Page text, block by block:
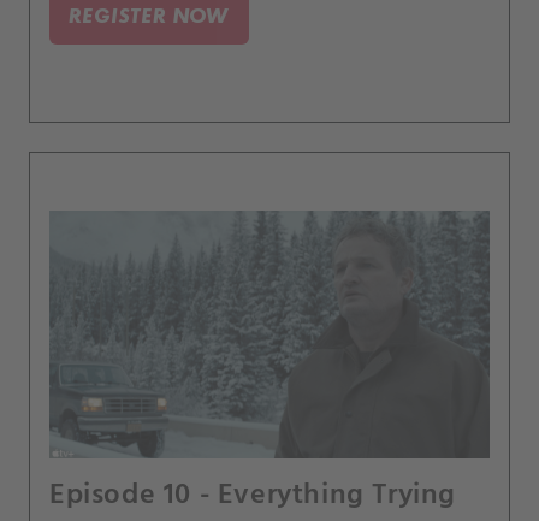
REGISTER NOW
Episode 10 - Everything Trying